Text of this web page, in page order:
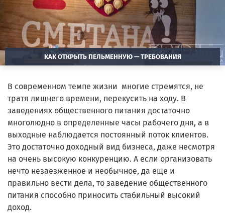
КАК ОТКРЫТЬ ПЕЛЬМЕННУЮ — ТРЕБОВАНИЯ
В современном темпе жизни многие стремятся, не
тратя лишнего времени, перекусить на ходу. В
заведениях общественного питания достаточно
многолюдно в определенные часы рабочего дня, а в
выходные наблюдается постоянный поток клиентов.
Это достаточно доходный вид бизнеса, даже несмотря
на очень высокую конкуренцию. А если организовать
нечто незаезженное и необычное, да еще и
правильно вести дела, то заведение общественного
питания способно приносить стабильный высокий
доход.